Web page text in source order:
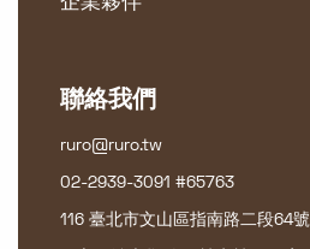
聯絡我們
ruro@ruro.tw
02-2939-3091 #65763
116 臺北市文山區指南路二段64號